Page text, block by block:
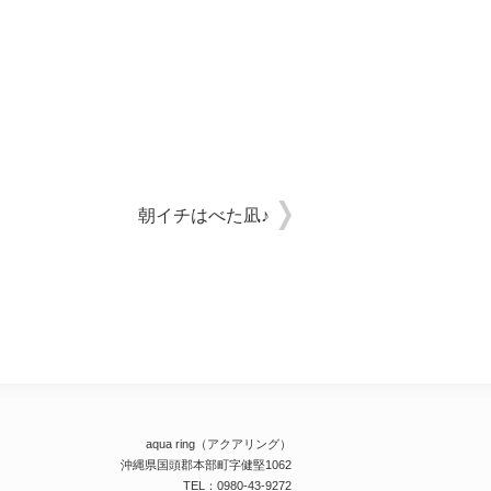
朝イチはべた凪♪
aqua ring（アクアリング）
沖縄県国頭郡本部町字健堅1062
TEL：0980-43-9272